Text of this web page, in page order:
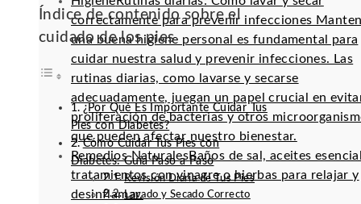
correctamente para prevenir infecciones
una buena higiene personal es fundamental para
cuidar nuestra salud y prevenir infecciones. Las
rutinas diarias, como lavarse y secarse
adecuadamente, juegan un papel crucial en
proliferación de bacterias y otros
que pueden afectar nuestro bienestar.
Remedios NaturalesBaños de sal, aceites
tratamientos con vinagre o hierbas para relajar y
desinflamar.
Índice de contenido sobre el
cuidado de los pies
¿Por Qué Es Importante Cuidar Tus
Pies con Diabetes?
Cómo Cuidar Tus Pies con
Diabetes: Guía Paso a Paso
Revisión Diaria de Tus Pies
Lavado y Secado Correcto